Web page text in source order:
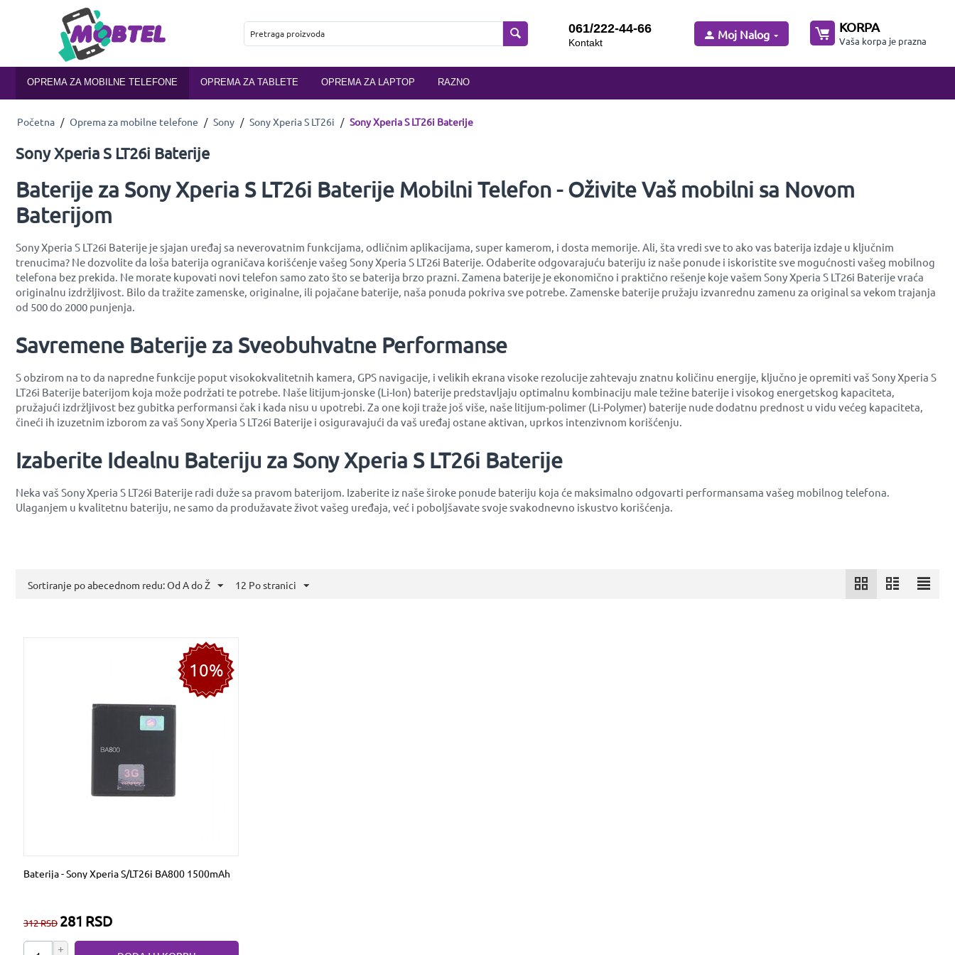
061/222-44-66
Kontakt
Moj Nalog KORPA
Vaša korpa je prazna
OPREMA ZA MOBILNE TELEFONE OPREMA ZA TABLETE OPREMA ZA LAPTOP RAZNO
Početna / Oprema za mobilne telefone / Sony / Sony Xperia S LT26i / Sony Xperia S LT26i Baterije
Sony Xperia S LT26i Baterije
Baterije za Sony Xperia S LT26i Baterije Mobilni Telefon - Oživite Vaš mobilni sa Novom
Baterijom
Sony Xperia S LT26i Baterije je sjajan uređaj sa neverovatnim funkcijama, odličnim aplikacijama, super kamerom, i dosta memorije. Ali, šta vredi sve to ako vas baterija izdaje u ključnim
trenucima? Ne dozvolite da loša baterija ograničava korišćenje vašeg Sony Xperia S LT26i Baterije. Odaberite odgovarajuću bateriju iz naše ponude i iskoristite sve mogućnosti vašeg mobilnog
telefona bez prekida. Ne morate kupovati novi telefon samo zato što se baterija brzo prazni. Zamena baterije je ekonomično i praktično rešenje koje vašem Sony Xperia S LT26i Baterije vraća
originalnu izdržljivost. Bilo da tražite zamenske, originalne, ili pojačane baterije, naša ponuda pokriva sve potrebe. Zamenske baterije pružaju izvanrednu zamenu za original sa vekom trajanja
od 500 do 2000 punjenja.
Savremene Baterije za Sveobuhvatne Performanse
S obzirom na to da napredne funkcije poput visokokvalitetnih kamera, GPS navigacije, i velikih ekrana visoke rezolucije zahtevaju znatnu količinu energije, ključno je opremiti vaš Sony Xperia S
LT26i Baterije baterijom koja može podržati te potrebe. Naše litijum-jonske (Li-Ion) baterije predstavljaju optimalnu kombinaciju male težine baterije i visokog energetskog kapaciteta,
pružajući izdržljivost bez gubitka performansi čak i kada nisu u upotrebi. Za one koji traže još više, naše litijum-polimer (Li-Polymer) baterije nude dodatnu prednost u vidu većeg kapaciteta,
čineći ih izuzetnim izborom za vaš Sony Xperia S LT26i Baterije i osiguravajući da vaš uređaj ostane aktivan, uprkos intenzivnom korišćenju.
Izaberite Idealnu Bateriju za Sony Xperia S LT26i Baterije
Neka vaš Sony Xperia S LT26i Baterije radi duže sa pravom baterijom. Izaberite iz naše široke ponude bateriju koja će maksimalno odgovarti performansama vašeg mobilnog telefona.
Ulaganjem u kvalitetnu bateriju, ne samo da produžavate život vašeg uređaja, već i poboljšavate svoje svakodnevno iskustvo korišćenja.
Sortiranje po abecednom redu: Od A do Ž 12 Po stranici
10%
Baterija - Sony Xperia S/LT26i BA800 1500mAh
312RSD 281 RSD
+